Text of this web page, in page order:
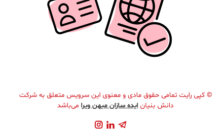
© کپی رایت تمامی حقوق مادی و معنوی این سرویس متعلق به شرکت
دانش بنیان ایده سازان میهن ویرا می‌باشد